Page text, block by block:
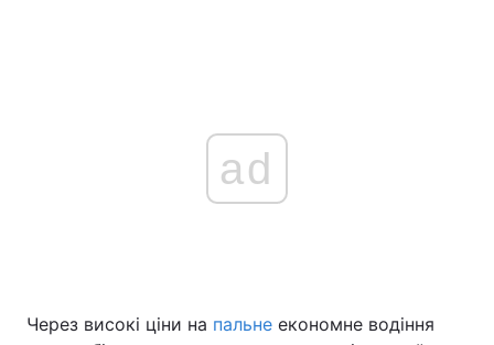
Україна Політика
ad
Через високі ціни на пальне економне водіння